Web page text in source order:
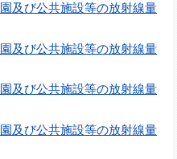
及び公共施設等の放射線量
及び公共施設等の放射線量
及び公共施設等の放射線量
及び公共施設等の放射線量